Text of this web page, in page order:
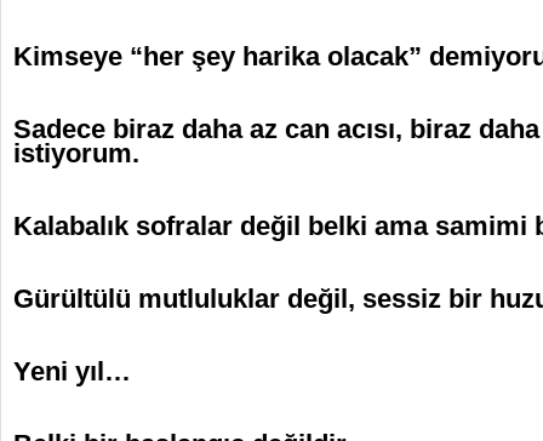
Kimseye “her şey harika olacak”
Sadece biraz daha az can acısı, biraz
istiyorum.
Kalabalık sofralar değil belki ama samimi
Gürültülü mutluluklar değil, sessiz bir
Yeni yıl…